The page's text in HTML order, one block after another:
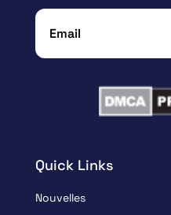
Quick Links
Nouvelles